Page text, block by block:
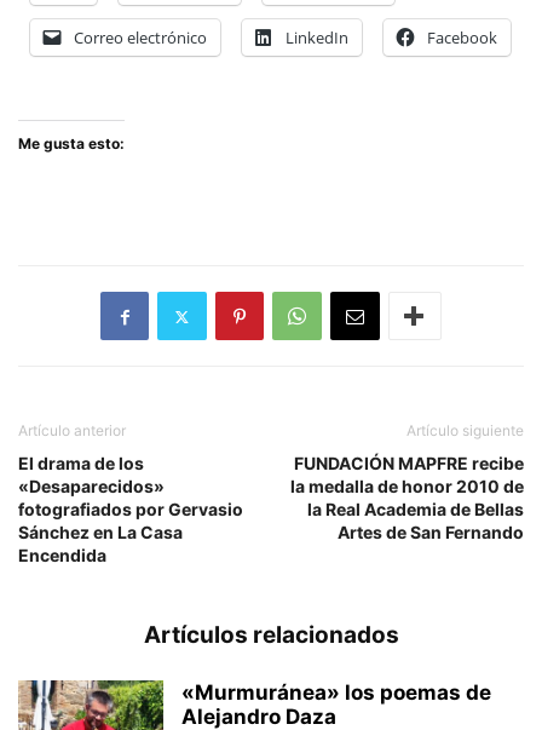
Correo electrónico LinkedIn Facebook
Me gusta esto:
Artículo anterior
El drama de los
«Desaparecidos»
fotografiados por Gervasio
Sánchez en La Casa
Encendida
Artículo siguiente
FUNDACIÓN MAPFRE recibe
la medalla de honor 2010 de
la Real Academia de Bellas
Artes de San Fernando
Artículos relacionados
«Murmuránea» los poemas de
Alejandro Daza